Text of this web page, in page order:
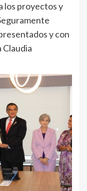
los proyectos y
y con
Claudia